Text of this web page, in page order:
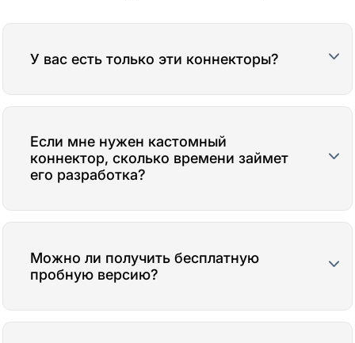
У вас есть только эти коннекторы?
Если мне нужен кастомный
коннектор, сколько времени займет
его разработка?
Можно ли получить бесплатную
пробную версию?